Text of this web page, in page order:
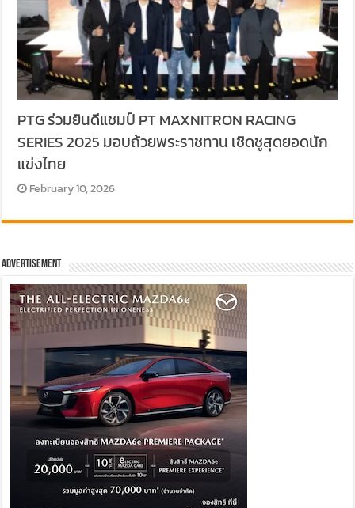
PTG ร่วมยินดีแชมป์ PT MAXNITRON RACING
SERIES 2025 มอบถ้วยพระราชทาน เชิดชูสุดยอดนัก
แข่งไทย
February 10, 2026
Advertisement